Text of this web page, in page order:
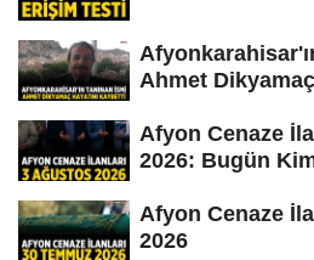
Ahmet
Afyon Cenaze
2026: Bugün
Afyon Cenaze
2026